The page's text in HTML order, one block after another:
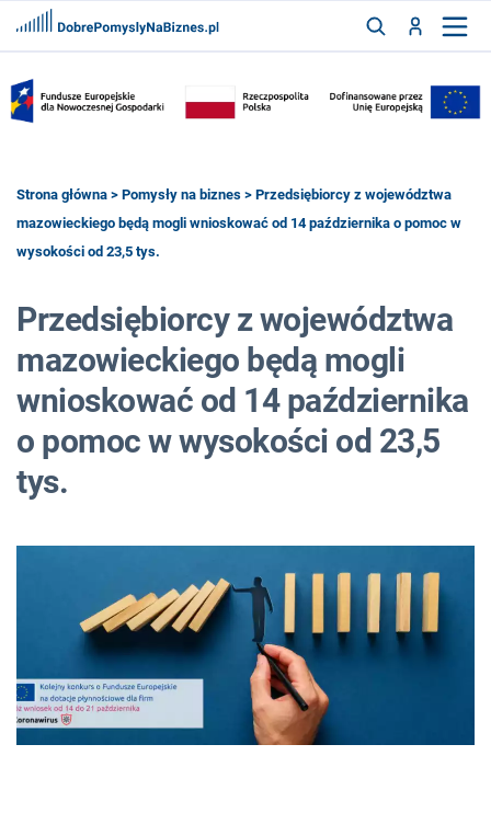
ZAREJESTRUJ
FRANCZYZY
Strona główna > Pomysły na biznes > Przedsiębiorcy z województwa
mazowieckiego będą mogli wnioskować od 14 października o pomoc w
wysokości od 23,5 tys.
Przedsiębiorcy z województwa
mazowieckiego będą mogli
wnioskować od 14 października
o pomoc w wysokości od 23,5
tys.